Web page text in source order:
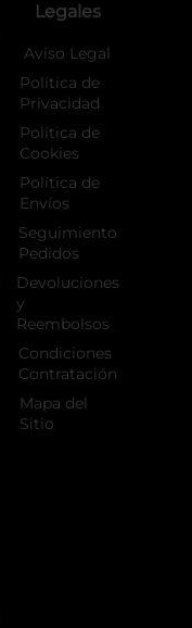
Legales
Aviso Legal
Política de
Privacidad
Política de
Cookies
Política de
Envíos
Seguimiento
Pedidos
Devoluciones
y
Reembolsos
Condiciones
Contratación
Mapa del
Sitio